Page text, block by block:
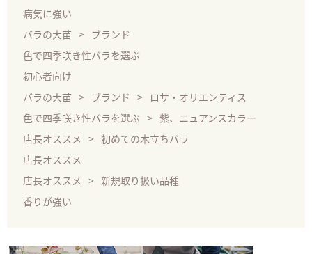
病気に強い
バラの大苗
ブランド
色で四季咲き性バラを選ぶ
初心者向け
バラの大苗
ブランド
ロサ・オリエンティス
色で四季咲き性バラを選ぶ
紫、ニュアンスカラー
店長オススメ
初めての木立ちバラ
店長オススメ
店長オススメ
新規取り扱い品種
香りが強い